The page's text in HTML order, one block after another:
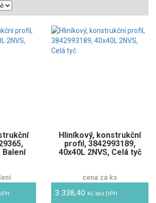
Balení
Hliníkový, konstrukční
profil, 3842993189,
40x40L 2NVS, Celá tyč
cena za ks
3 338,40 Kč bez DPH